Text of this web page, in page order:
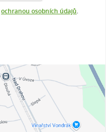
ochranou osobních údajů